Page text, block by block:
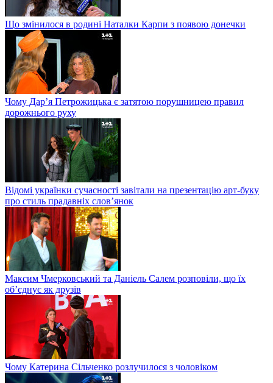
Що змінилося в родині Наталки Карпи з появою донечки
Чому Дар’я Петрожицька є затятою порушницею правил
дорожнього руху
Відомі українки сучасності завітали на презентацію арт-буку
про стиль прадавніх слов’янок
Максим Чмерковський та Даніель Салем розповіли, що їх
об’єднує як друзів
Чому Катерина Сільченко розлучилося з чоловіком